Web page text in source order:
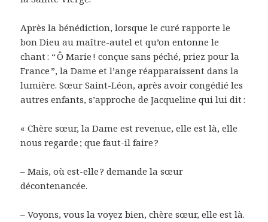
Après la bénédiction, lorsque le curé rapporte le
bon Dieu au maître-autel et qu’on entonne le
chant : “ Ô Marie ! conçue sans péché, priez pour la
France ”, la Dame et l’ange réapparaissent dans la
lumière. Sœur Saint-Léon, après avoir congédié les
autres enfants, s’approche de Jacqueline qui lui dit :
« Chère sœur, la Dame est revenue, elle est là, elle
nous regarde ; que faut-il faire ?
– Mais, où est-elle ? demande la sœur
décontenancée.
– Voyons, vous la voyez bien, chère sœur, elle est là.